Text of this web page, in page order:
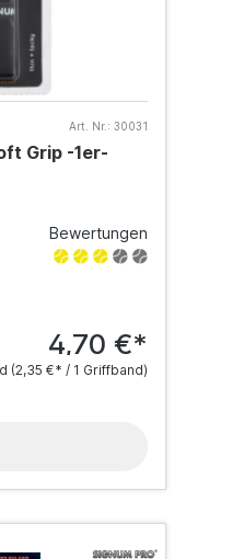
Art. Nr.: 30031
Grip -1er-
Bewertungen
4,70 €*
(2,35 €* / 1 Griffband)